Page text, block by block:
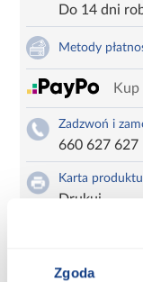
Zgoda
Do 14 dni
Metody
Kup
Zadzwoń i
660 627 627
Karta produktu
Drukuj